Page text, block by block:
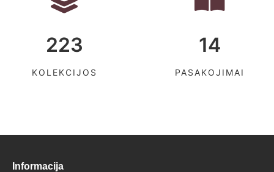
223
KOLEKCIJOS
14
PASAKOJIMAI
Informacija